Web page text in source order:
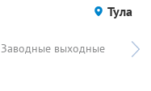
Тула
Заводные выходные